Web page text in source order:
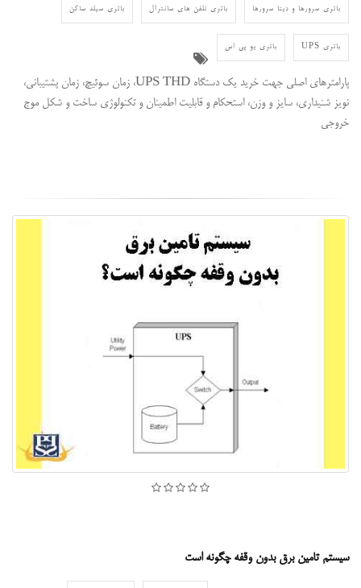
باتری سرورها و دیتا سرورها باتری تلفن های سانترال باتری سیلد ساکن
باتری UPS باتری یو پی اس
پارامترهای اصلی جهت خرید یک دستگاه UPS THD، زمان سوئیچ، زمان پشتیبانی،
نویز شنیداری، سایز و وزن، استحکام و قابلیت اطمینان و تکنولوژی ساخت و شکل موج
خروجی
سیستم تامین برق بدون وقفه چگونه است